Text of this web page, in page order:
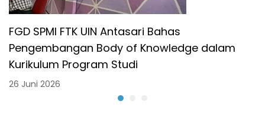
FGD SPMI FTK UIN Antasari Bahas
Pengembangan Body of Knowledge dalam
Kurikulum Program Studi
26 Juni 2026